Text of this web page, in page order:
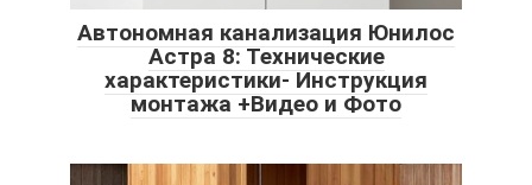
Автономная канализация Юнилос
Астра 8: Технические
характеристики- Инструкция
монтажа +Видео и Фото